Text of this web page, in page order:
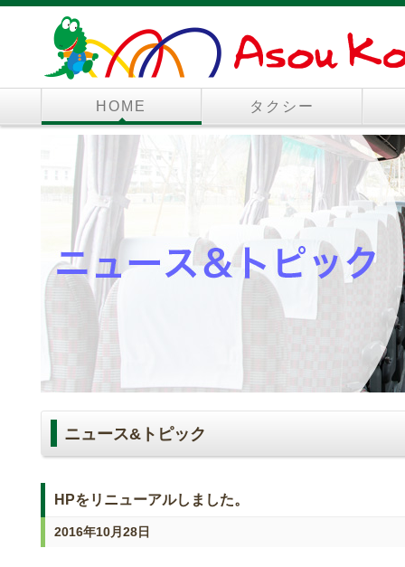
HOME タクシー
ニュース&トピック
HPをリニューアルしました。
2016年10月28日